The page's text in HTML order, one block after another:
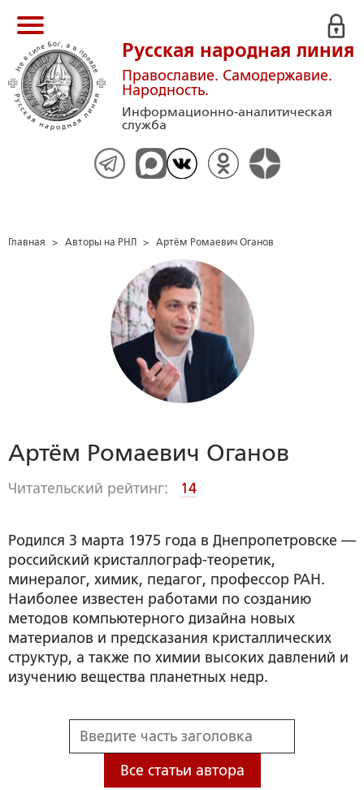
Русская народная линия
Православие. Самодержавие.
Народность.
Информационно-аналитическая
служба
Главная > Авторы на РНЛ > Артём Ромаевич Оганов
Артём Ромаевич Оганов
Читательский рейтинг: 14
Родился 3 марта 1975 года в Днепропетровске —
российский кристаллограф-теоретик,
минералог, химик, педагог, профессор РАН.
Наиболее известен работами по созданию
методов компьютерного дизайна новых
материалов и предсказания кристаллических
структур, а также по химии высоких давлений и
изучению вещества планетных недр.
Все статьи автора